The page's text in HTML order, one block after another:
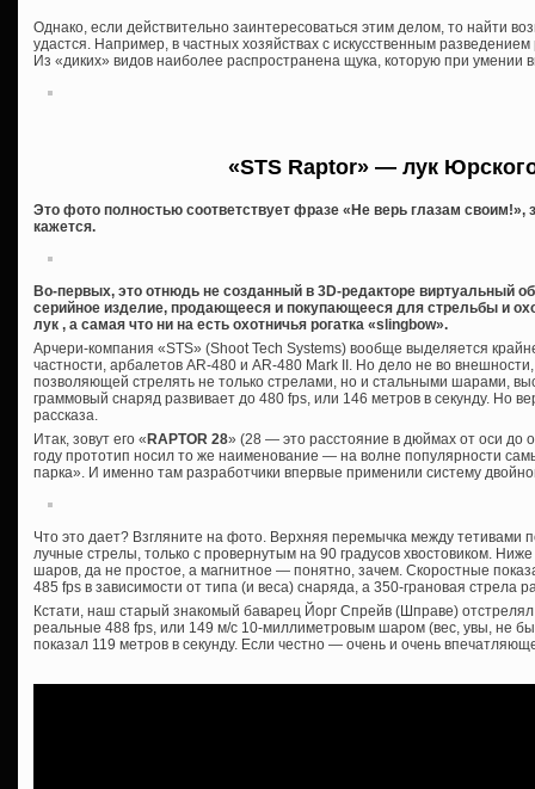
Однако, если действительно заинтересоваться этим делом, то найти
удастся. Например, в частных хозяйствах с искусственным
Из «диких» видов наиболее распространена щука, которую при умении
«STS Raptor» — лук
Это фото полностью соответствует фразе «Не верь глазам своим!»,
кажется.
Во-первых, это отнюдь не созданный в 3D-редакторе виртуальный
серийное изделие, продающееся и покупающееся для стрельбы и
лук , а самая что ни на есть охотничья рогатка «slingbow».
Арчери-компания «STS» (Shoot Tech Systems) вообще выделяется
частности, арбалетов AR-480 и AR-480 Mark II. Но дело не во
позволяющей стрелять не только стрелами, но и стальными шарами,
граммовый снаряд развивает до 480 fps, или 146 метров в секунду. Но
рассказа.
Итак, зовут его « RAPTOR 28» (28 — это расстояние в дюймах от оси до
году прототип носил то же наименование — на волне популярности
парка». И именно там разработчики впервые применили систему
Что это дает? Взгляните на фото. Верхняя перемычка между тетивами
лучные стрелы, только с провернутым на 90 градусов хвостовиком.
шаров, да не простое, а магнитное — понятно, зачем. Скоростные
485 fps в зависимости от типа (и веса) снаряда, а 350-грановая стрела
Кстати, наш старый знакомый баварец Йорг Спрейв (Шправе)
реальные 488 fps, или 149 м/с 10-миллиметровым шаром (вес, увы, не
показал 119 метров в секунду. Если честно — очень и очень